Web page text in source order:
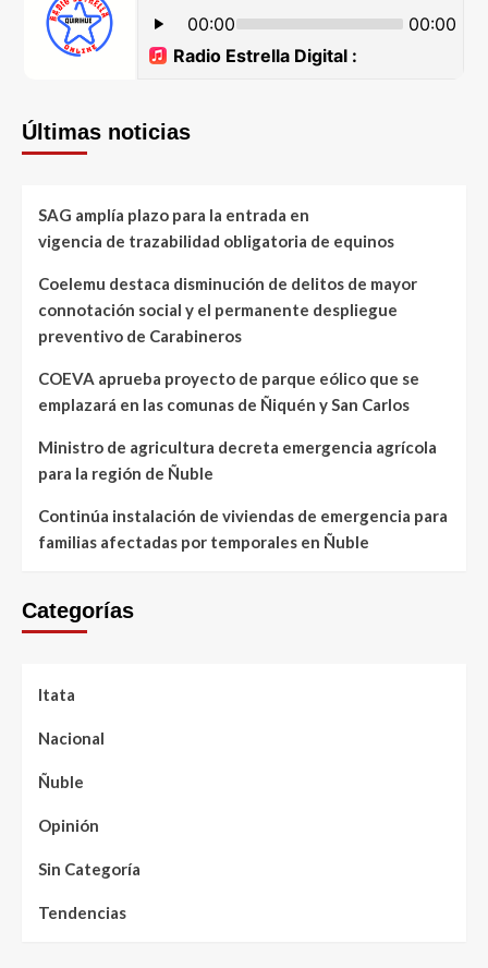
Últimas noticias
SAG amplía plazo para la entrada en
vigencia de trazabilidad obligatoria de equinos
Coelemu destaca disminución de delitos de mayor
connotación social y el permanente despliegue
preventivo de Carabineros
COEVA aprueba proyecto de parque eólico que se
emplazará en las comunas de Ñiquén y San Carlos
Ministro de agricultura decreta emergencia agrícola
para la región de Ñuble
Continúa instalación de viviendas de emergencia para
familias afectadas por temporales en Ñuble
Categorías
Itata
Nacional
Ñuble
Opinión
Sin Categoría
Tendencias